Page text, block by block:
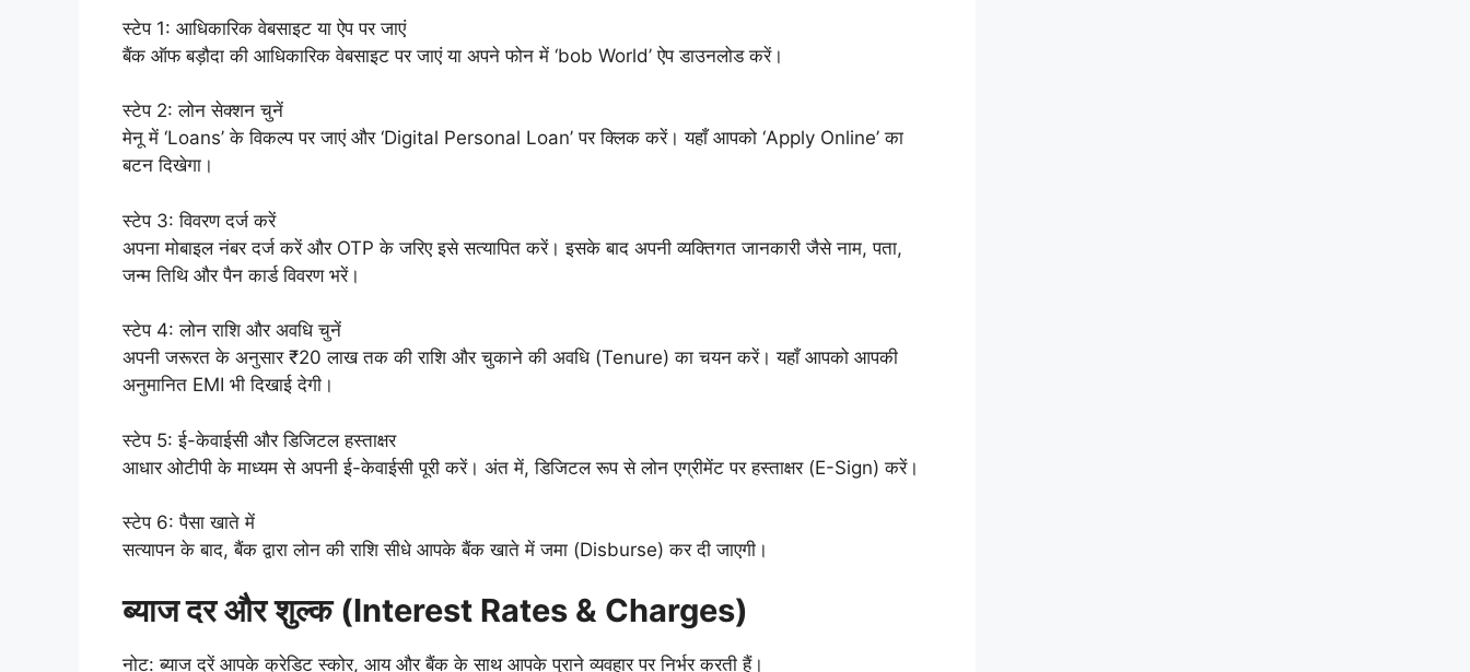
स्टेप 1: आधिकारिक वेबसाइट या ऐप पर जाएं
बैंक ऑफ बड़ौदा की आधिकारिक वेबसाइट पर जाएं या अपने फोन में ‘bob World’ ऐप डाउनलोड करें।
स्टेप 2: लोन सेक्शन चुनें
मेनू में ‘Loans’ के विकल्प पर जाएं और ‘Digital Personal Loan’ पर क्लिक करें। यहाँ आपको ‘Apply Online’ का
बटन दिखेगा।
स्टेप 3: विवरण दर्ज करें
अपना मोबाइल नंबर दर्ज करें और OTP के जरिए इसे सत्यापित करें। इसके बाद अपनी व्यक्तिगत जानकारी जैसे नाम, पता,
जन्म तिथि और पैन कार्ड विवरण भरें।
स्टेप 4: लोन राशि और अवधि चुनें
अपनी जरूरत के अनुसार ₹20 लाख तक की राशि और चुकाने की अवधि (Tenure) का चयन करें। यहाँ आपको आपकी
अनुमानित EMI भी दिखाई देगी।
स्टेप 5: ई-केवाईसी और डिजिटल हस्ताक्षर
आधार ओटीपी के माध्यम से अपनी ई-केवाईसी पूरी करें। अंत में, डिजिटल रूप से लोन एग्रीमेंट पर हस्ताक्षर (E-Sign) करें।
स्टेप 6: पैसा खाते में
सत्यापन के बाद, बैंक द्वारा लोन की राशि सीधे आपके बैंक खाते में जमा (Disburse) कर दी जाएगी।
ब्याज दर और शुल्क (Interest Rates & Charges)
नोट: ब्याज दरें आपके क्रेडिट स्कोर, आय और बैंक के साथ आपके पुराने व्यवहार पर निर्भर करती हैं।